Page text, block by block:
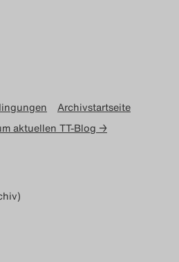
Archivstartseite
aktuellen TT-Blog →